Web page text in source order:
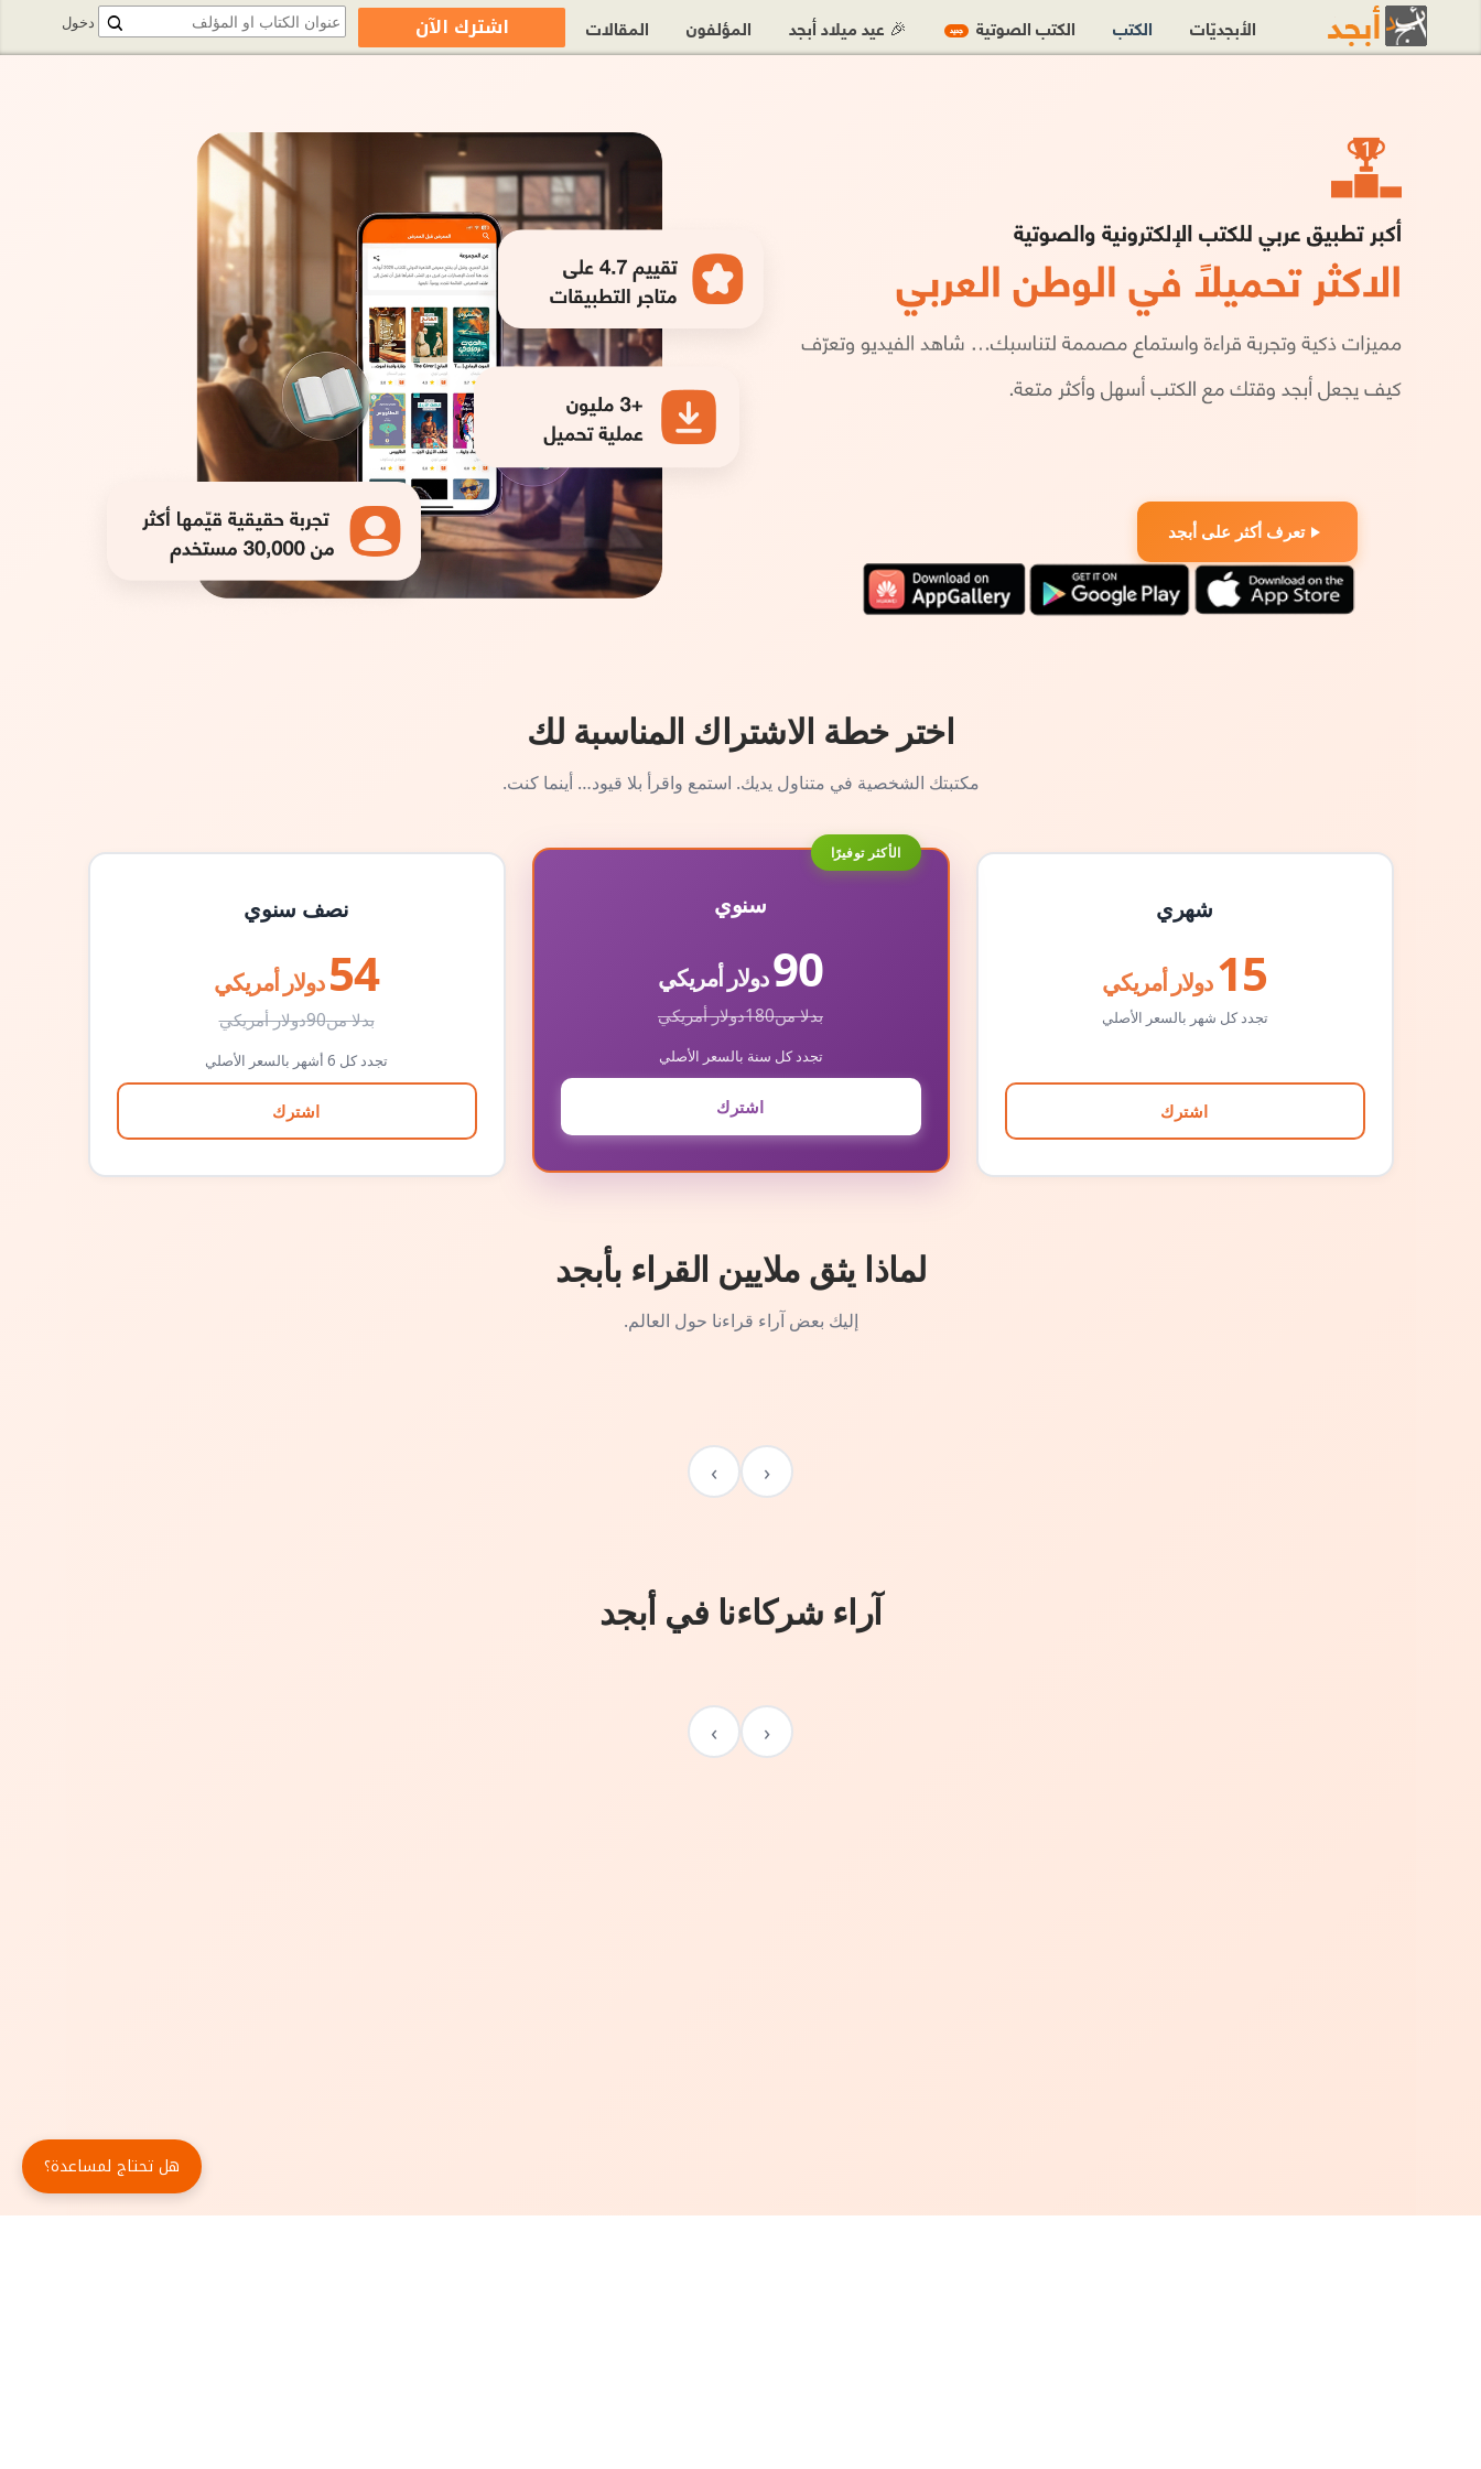
تعرف أكثر على أبجد
اختر خطة الاشتراك المناسبة لك
مكتبتك الشخصية في متناول يديك. استمع واقرأ بلا قيود… أينما كنت.
شهري
15 دولار أمريكي
تجدد كل شهر بالسعر الأصلي
اشترك
الأكثر توفيرًا
سنوي
90دولار أمريكي
بدلا من180دولار أمريكي
تجدد كل سنة بالسعر الأصلي
اشترك
نصف سنوي
54 دولار أمريكي
بدلا من90دولار أمريكي
تجدد كل 6 أشهر بالسعر الأصلي
اشترك
لماذا يثق ملايين القراء بأبجد
إليك بعض آراء قراءنا حول العالم.
‹
›
آراء شركاءنا في أبجد
‹
›
دخول الأبجديّات الكتب الكتب الصوتية جديد 🎉 عيد ميلاد أبجد المؤلفون المقالات اشترك الآن
هل تحتاج لمساعدة؟